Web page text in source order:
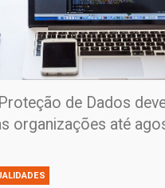
de Dados
organizações até